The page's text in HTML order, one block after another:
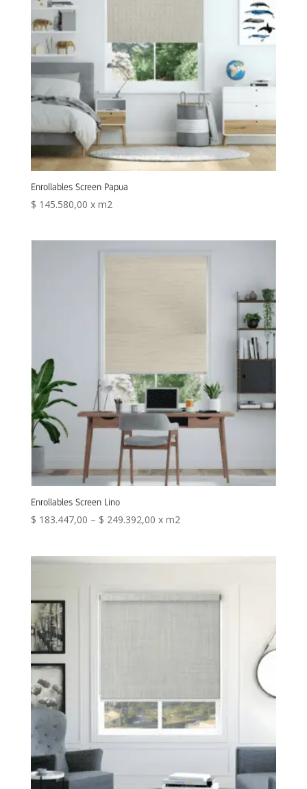
Enrollables Screen Papua
$ 145.580,00 x m2
Enrollables Screen Lino
$ 183.447,00 – $ 249.392,00 x m2